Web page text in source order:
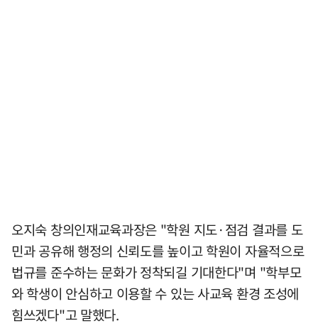
오지숙 창의인재교육과장은 "학원 지도·점검 결과를 도
민과 공유해 행정의 신뢰도를 높이고 학원이 자율적으로
법규를 준수하는 문화가 정착되길 기대한다"며 "학부모
와 학생이 안심하고 이용할 수 있는 사교육 환경 조성에
힘쓰겠다"고 말했다.